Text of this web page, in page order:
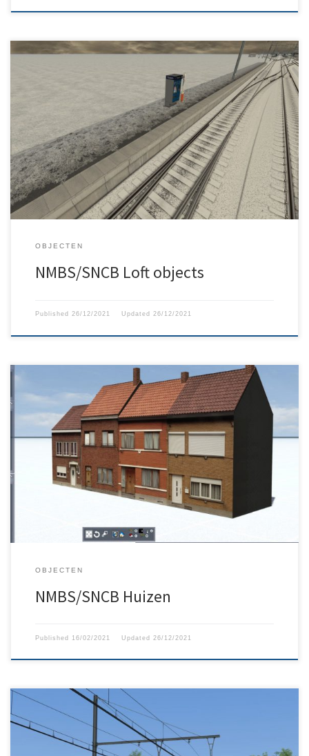
Pakket met loft objecten gemaakt door Gert Meering. In dit
pakket: GM NMBS Hek Wit GM NMBS Hek Wit 1 GM NMBS Hek Wit 2
GM NMBS Hek Wit 2a GM NMBS Hek Wit2b GM NMBS Perron Nieuw
OBJECTEN
NMBS/SNCB Loft objects
Published 26/12/2021 Updated 26/12/2021
Pakket met Belgische huizen gemaakt door Gert Meering.
OBJECTEN
NMBS/SNCB Huizen
Published 16/02/2021 Updated 26/12/2021
Belgische 3Kv bovenleidingspakket gemaakt door SKlouis. Deze